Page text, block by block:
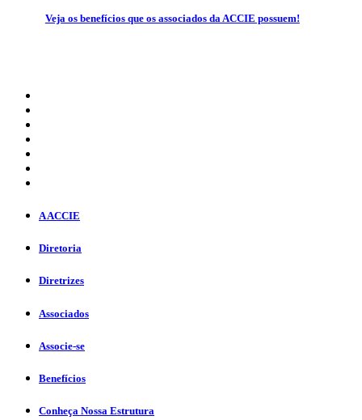
Veja os benefícios que os associados da ACCIE possuem!
A ACCIE
Diretoria
Diretrizes
Associados
Associe-se
Benefícios
Conheça Nossa Estrutura